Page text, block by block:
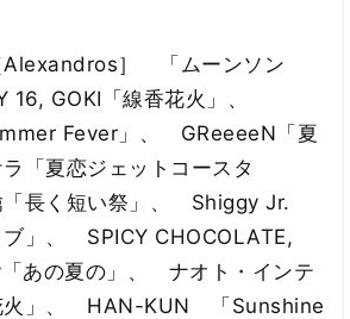
］ 「ムーンソン
16, GOKI「線香花火」、
Fever」、 GReeeeN「夏
「夏恋ジェットコースタ
長く短い祭」、 Shiggy Jr.
ブ」、 SPICY CHOCOLATE,
あの夏の」、 ナオト・インテ
火」、 HAN-KUN 「Sunshine